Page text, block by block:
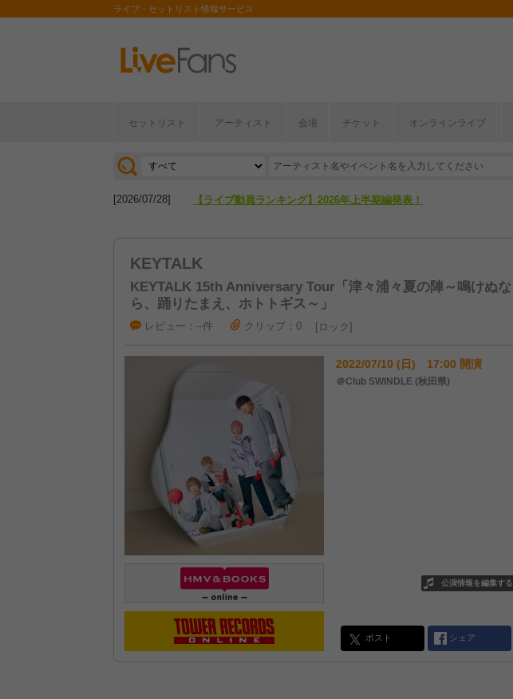
ライブ・セットリスト情報サービス
セットリスト アーティスト 会場 チケット オンラインライブ
[2026/04/27] 【フェス特集2026】フェス情報はここから！
[2026/07/28] 【ライブ動員ランキング】2026年上半期編発表！
KEYTALK
KEYTALK 15th Anniversary Tour「津々浦々夏の陣～鳴けぬな
ら、踊りたまえ、ホトトギス～」
レビュー：--件 クリップ：0 ロック
2022/07/10 (日) 17:00 開演
＠Club SWINDLE (秋田県)
公演情報を編集する
ポスト シェア